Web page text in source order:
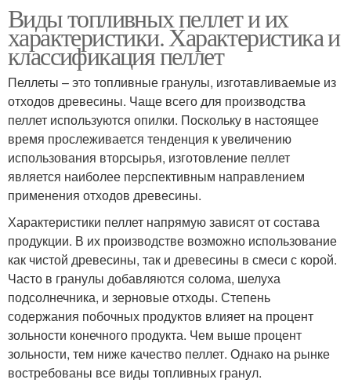
Виды топливных пеллет и их
характеристики. Характеристика и
классификация пеллет
Пеллеты – это топливные гранулы, изготавливаемые из
отходов древесины. Чаще всего для производства
пеллет используются опилки. Поскольку в настоящее
время прослеживается тенденция к увеличению
использования вторсырья, изготовление пеллет
является наиболее перспективным направлением
применения отходов древесины.
Характеристики пеллет напрямую зависят от состава
продукции. В их производстве возможно использование
как чистой древесины, так и древесины в смеси с корой.
Часто в гранулы добавляются солома, шелуха
подсолнечника, и зерновые отходы. Степень
содержания побочных продуктов влияет на процент
зольности конечного продукта. Чем выше процент
зольности, тем ниже качество пеллет. Однако на рынке
востребованы все виды топливных гранул.